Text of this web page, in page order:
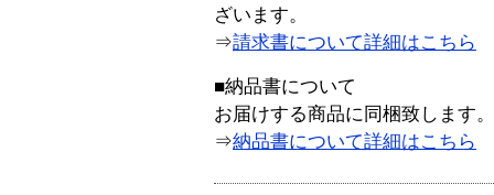
ざいます。
⇒請求書について詳細はこちら
■納品書について
お届けする商品に同梱致します。
⇒納品書について詳細はこちら